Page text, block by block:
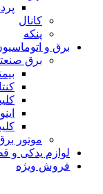
کانال
پنکه
برق و
برق
موتور
لوازم یدکی و
فروش ویژه